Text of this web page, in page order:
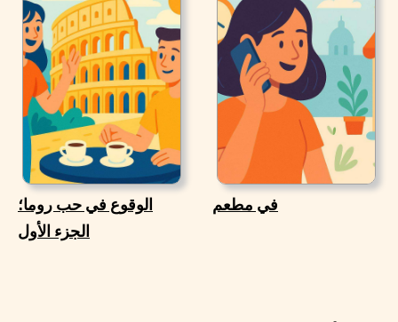
الوقوع في حب روما؛
الجزء الأول
في مطعم